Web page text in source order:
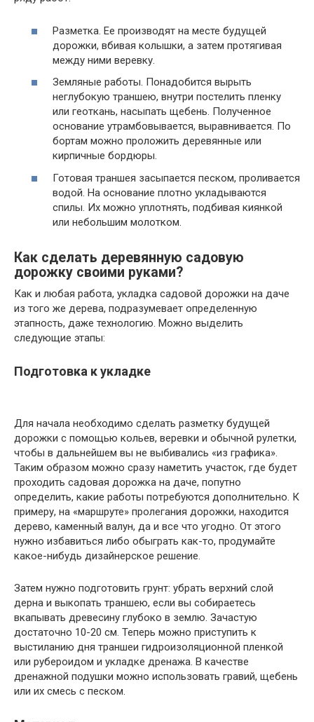
Разметка. Ее производят на месте будущей
дорожки, вбивая колышки, а затем протягивая
между ними веревку.
Земляные работы. Понадобится вырыть
неглубокую траншею, внутри постелить пленку
или геоткань, насыпать щебень. Полученное
основание утрамбовывается, выравнивается. По
бортам можно проложить деревянные или
кирпичные бордюры.
Готовая траншея засыпается песком, проливается
водой. На основание плотно укладываются
спилы. Их можно уплотнять, подбивая киянкой
или небольшим молотком.
Как сделать деревянную садовую
дорожку своими руками?
Как и любая работа, укладка садовой дорожки на даче
из того же дерева, подразумевает определенную
этапность, даже технологию. Можно выделить
следующие этапы:
Подготовка к укладке
Для начала необходимо сделать разметку будущей
дорожки с помощью кольев, веревки и обычной рулетки,
чтобы в дальнейшем вы не выбивались «из графика».
Таким образом можно сразу наметить участок, где будет
проходить садовая дорожка на даче, попутно
определить, какие работы потребуются дополнительно. К
примеру, на «маршруте» пролегания дорожки, находится
дерево, каменный валун, да и все что угодно. От этого
нужно избавиться либо обыграть как-то, продумайте
какое-нибудь дизайнерское решение.
Затем нужно подготовить грунт: убрать верхний слой
дерна и выкопать траншею, если вы собираетесь
вкапывать древесину глубоко в землю. Зачастую
достаточно 10-20 см. Теперь можно приступить к
выстиланию дня траншеи гидроизоляционной пленкой
или рубероидом и укладке дренажа. В качестве
дренажной подушки можно использовать гравий, щебень
или их смесь с песком.